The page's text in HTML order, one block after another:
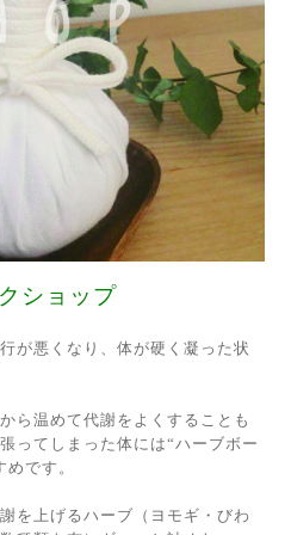
ショップ
が悪くなり、体が硬く凝った状
ら温めて代謝をよくすることも
って しまった体には“ハーブボー
です。
を上げるハーブ（ヨモギ・びわ